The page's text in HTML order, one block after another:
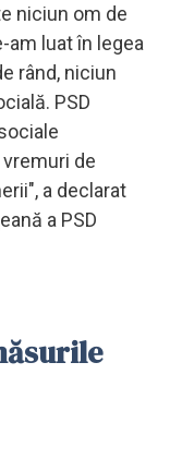
niciun om de
am luat în legea
rând, niciun
PSD
de
a declarat
a PSD